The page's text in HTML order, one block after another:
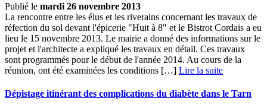
Publié le mardi 26 novembre 2013
La rencontre entre les élus et les riverains concernant les travaux de
réfection du sol devant l'épicerie "Huit à 8" et le Bistrot Cordais a eu
lieu le 15 novembre 2013. Le mairie a donné des informations sur le
projet et l'architecte a expliqué les travaux en détail. Ces travaux
sont programmés pour le début de l'année 2014. Au cours de la
réunion, ont été examinées les conditions […] ­ Lire la suite
Dépistage itinérant des complications du diabète dans le Tarn